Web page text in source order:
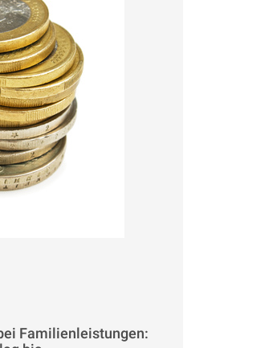
Familienleistungen: